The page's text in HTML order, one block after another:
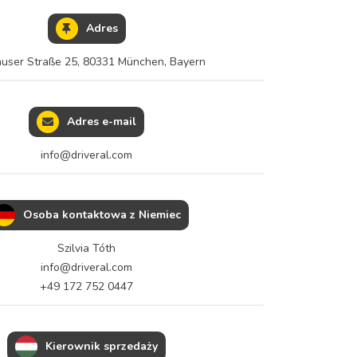
Adres
Straße 25, 80331 München, Bayern
Adres e-mail
Osoba kontaktowa z Niemiec
Szilvia Tóth
+49 172 752 0447
Kierownik sprzedaży